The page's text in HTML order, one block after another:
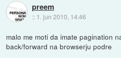
preem
:: 1. jun 2010, 14:46
malo me moti da imate pagination
back/forward na browserju podre